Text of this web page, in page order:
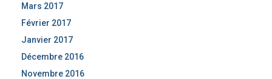
Mars 2017
Février 2017
Janvier 2017
Décembre 2016
Novembre 2016